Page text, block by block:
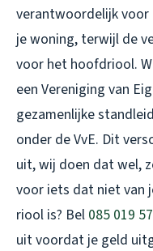
verantwoordelijk voor
je woning, terwijl de
voor het hoofdriool.
een Vereniging van
gezamenlijke
onder de VvE. Dit
uit, wij doen dat wel,
voor iets dat niet van
riool is? Bel 085 019
uit voordat je geld